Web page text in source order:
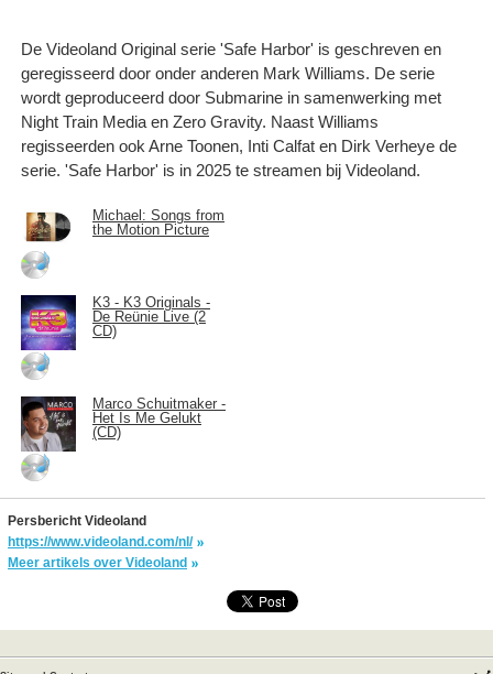
De Videoland Original serie 'Safe Harbor' is geschreven en
geregisseerd door onder anderen Mark Williams. De serie
wordt geproduceerd door Submarine in samenwerking met
Night Train Media en Zero Gravity. Naast Williams
regisseerden ook Arne Toonen, Inti Calfat en Dirk Verheye de
serie. 'Safe Harbor' is in 2025 te streamen bij Videoland.
Michael: Songs from
the Motion Picture
K3 - K3 Originals -
De Reünie Live (2
CD)
Marco Schuitmaker -
Het Is Me Gelukt
(CD)
Persbericht Videoland
https://www.videoland.com/nl/
Meer artikels over Videoland